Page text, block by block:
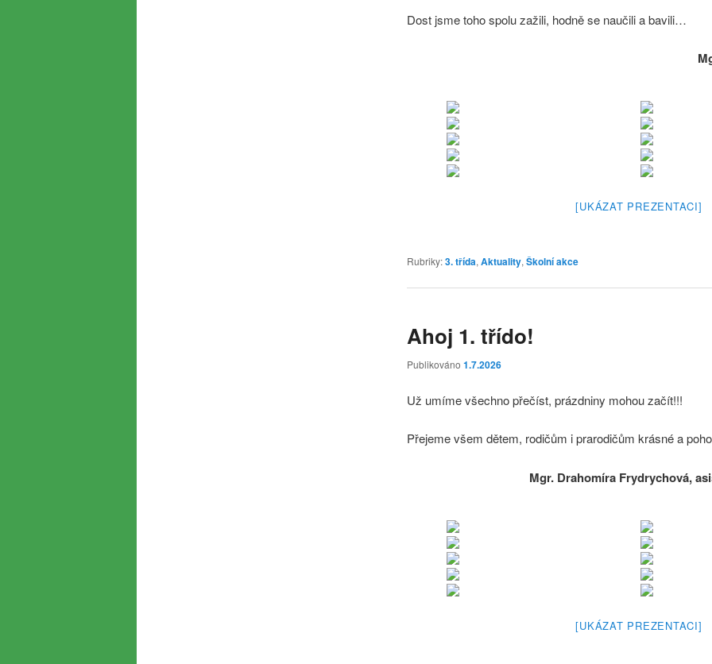
Dost jsme toho spolu zažili, hodně se naučili a bavili…
[UKÁZAT PREZENTACI]
Rubriky:3. třída, Aktuality, Školní akce
Ahoj 1. třído!
Publikováno 1.7.2026
Už umíme všechno přečíst, prázdniny mohou začít!!!
Přejeme všem dětem, rodičům i prarodičům krásné a
Mgr. Drahomíra Frydrychová,
[UKÁZAT PREZENTACI]